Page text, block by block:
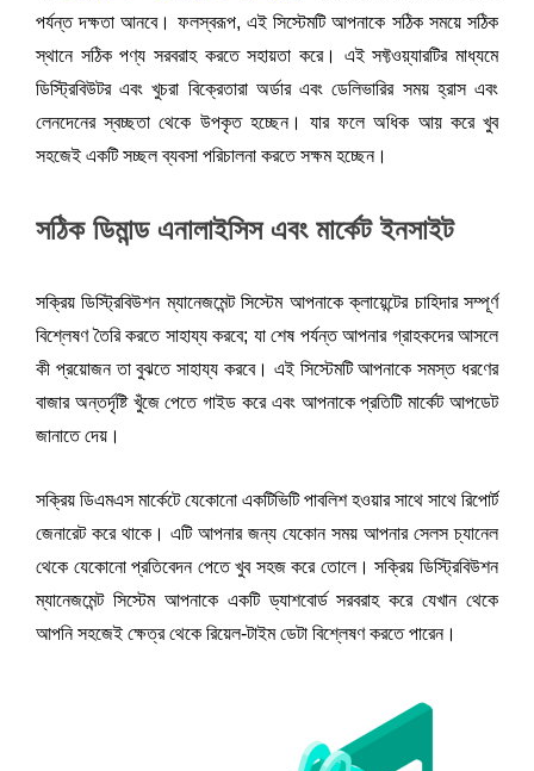
পর্যন্ত দক্ষতা আনবে। ফলস্বরূপ, এই সিস্টেমটি আপনাকে সঠিক সময়ে সঠিক
স্থানে সঠিক পণ্য সরবরাহ করতে সহায়তা করে। এই সফ্টওয়্যারটির মাধ্যমে
ডিস্ট্রিবিউটর এবং খুচরা বিক্রেতারা অর্ডার এবং ডেলিভারির সময় হ্রাস এবং
লেনদেনের স্বচ্ছতা থেকে উপকৃত হচ্ছেন। যার ফলে অধিক আয় করে খুব
সহজেই একটি সচ্ছল ব্যবসা পরিচালনা করতে সক্ষম হচ্ছেন।
সঠিক ডিমান্ড এনালাইসিস এবং মার্কেট ইনসাইট
সক্রিয় ডিস্ট্রিবিউশন ম্যানেজমেন্ট সিস্টেম আপনাকে ক্লায়েন্টের চাহিদার সম্পূর্ণ
বিশ্লেষণ তৈরি করতে সাহায্য করবে; যা শেষ পর্যন্ত আপনার গ্রাহকদের আসলে
কী প্রয়োজন তা বুঝতে সাহায্য করবে। এই সিস্টেমটি আপনাকে সমস্ত ধরণের
বাজার অন্তর্দৃষ্টি খুঁজে পেতে গাইড করে এবং আপনাকে প্রতিটি মার্কেট আপডেট
জানাতে দেয়।
সক্রিয় ডিএমএস মার্কেটে যেকোনো একটিভিটি পাবলিশ হওয়ার সাথে সাথে রিপোর্ট
জেনারেট করে থাকে। এটি আপনার জন্য যেকোন সময় আপনার সেলস চ্যানেল
থেকে যেকোনো প্রতিবেদন পেতে খুব সহজ করে তোলে। সক্রিয় ডিস্ট্রিবিউশন
ম্যানেজমেন্ট সিস্টেম আপনাকে একটি ড্যাশবোর্ড সরবরাহ করে যেখান থেকে
আপনি সহজেই ক্ষেত্র থেকে রিয়েল-টাইম ডেটা বিশ্লেষণ করতে পারেন।